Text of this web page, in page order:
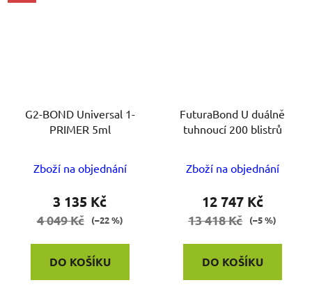
G2-BOND Universal 1-
PRIMER 5ml
Zboží na objednání
3 135 Kč
4 049 Kč (–22 %)
DO KOŠÍKU
FuturaBond U duálně
tuhnoucí 200 blistrů
Zboží na objednání
12 747 Kč
13 418 Kč (–5 %)
DO KOŠÍKU